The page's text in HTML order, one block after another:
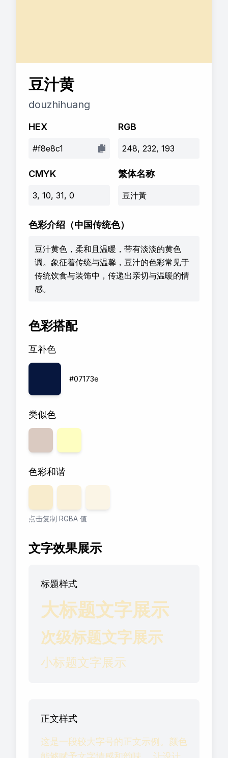
豆汁黄
douzhihuang
HEX
#f8e8c1
RGB
248, 232, 193
CMYK
3, 10, 31, 0
繁体名称
豆汁黃
色彩介绍 （中国传统色）
豆汁黄色，柔和且温暖，带有淡淡的黄色
调。象征着传统与温馨，豆汁的色彩常见于
传统饮食与装饰中，传递出亲切与温暖的情
感。
色彩搭配
互补色
#07173e
类似色
色彩和谐
透明度 80
透明度
点击复制 RGBA 值
文字效果展示
标题样式
大标题文字展示
次级标题文字展示
小标题文字展示
正文样式
这是一段较大字号的正文示例。颜色